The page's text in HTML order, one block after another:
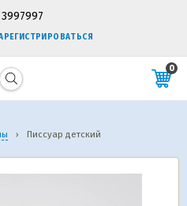
0
› Писсуар детский